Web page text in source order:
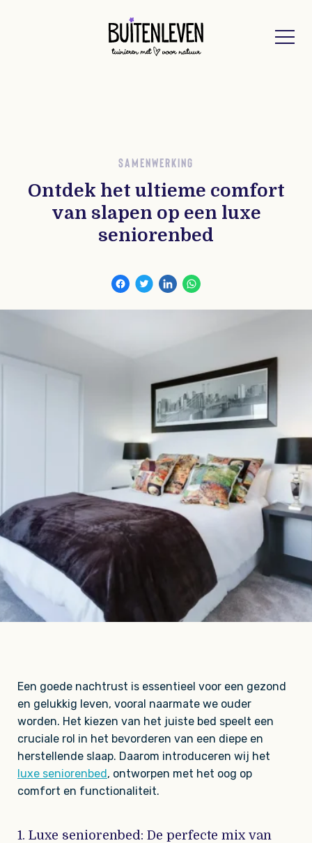
SAMENWERKING
Ontdek het ultieme comfort
van slapen op een luxe
seniorenbed
Een goede nachtrust is essentieel voor een gezond
en gelukkig leven, vooral naarmate we ouder
worden. Het kiezen van het juiste bed speelt een
cruciale rol in het bevorderen van een diepe en
herstellende slaap. Daarom introduceren wij het
luxe seniorenbed, ontworpen met het oog op
comfort en functionaliteit.
1. Luxe seniorenbed: De perfecte mix van